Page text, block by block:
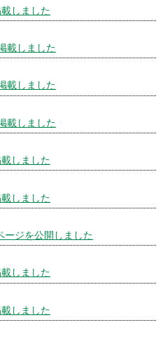
しました
載しました
載しました
載しました
しました
しました
ージを公開しました
しました
しました